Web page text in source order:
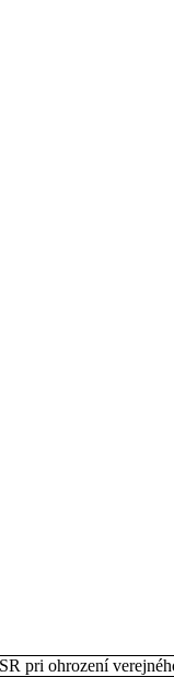
pri ohrození